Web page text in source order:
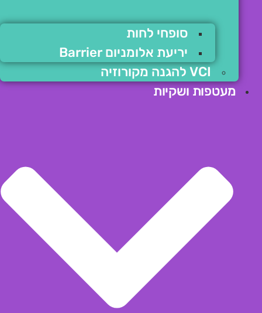
סופחי לחות
יריעת אלומניום Barrier
VCI להגנה מקורוזיה
מעטפות ושקיות